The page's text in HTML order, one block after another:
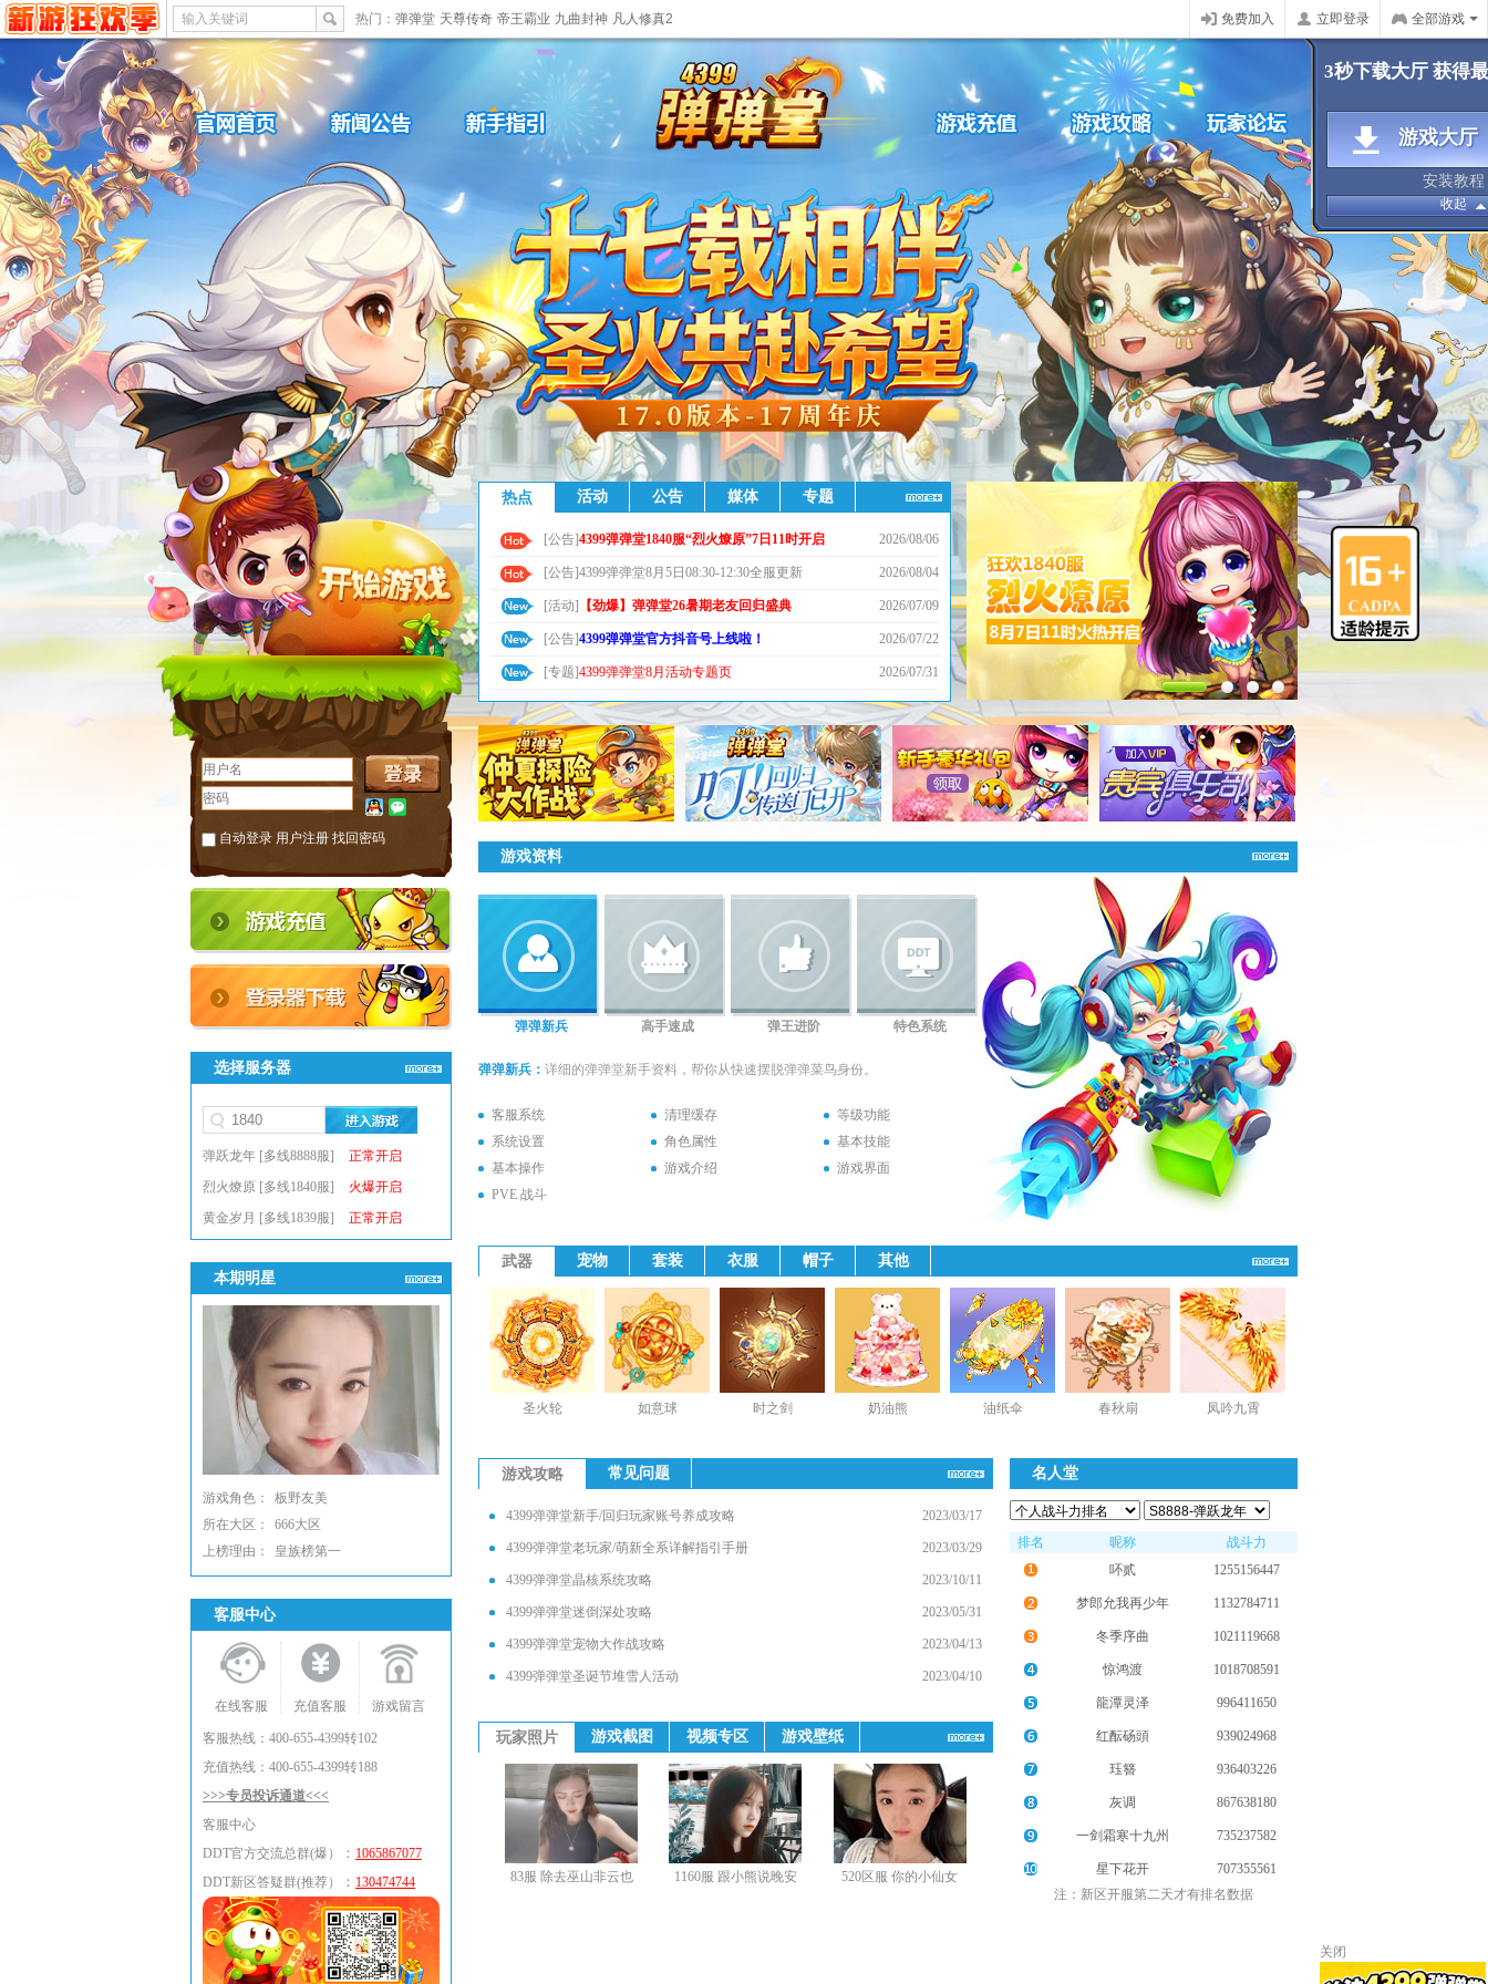
输入关键词 热门： 弹弹堂 天尊传奇 帝王霸业 九曲封神 凡人修真2 免费加入 立即登录 全部游戏
3秒下载大厅 获得
游戏大厅
安装教程
收起
自动登录 用户注册 找回密码
选择服务器
弹跃龙年 [多线8888服]
正常开启
烈火燎原 [多线1840服]
火爆开启
黄金岁月 [多线1839服]
正常开启
本期明星
游戏角色：
板野友美
所在大区：
666大区
上榜理由：
皇族榜第一
客服中心
在线客服 充值客服 游戏留言
客服热线：400-655-4399转102
充值热线：400-655-4399转188
>>>专员投诉通道<<<
客服中心
DDT官方交流总群(爆）
： 1065867077
DDT新区答疑群(推荐）
： 130474744
热点 活动 公告 媒体 专题
2026/08/06
[公告]4399弹弹堂1840服“烈火燎原”7日11时开启
2026/08/04
[公告]4399弹弹堂8月5日08:30-12:30全服更新
2026/07/09
[活动] 【劲爆】弹弹堂26暑期老友回归盛典
2026/07/22
[公告]4399弹弹堂官方抖音号上线啦！
2026/07/31
[专题]4399弹弹堂8月活动专题页
游戏资料
弹弹新兵 高手速成 弹王进阶 特色系统
弹弹新兵： 详细的弹弹堂新手资料，帮你从快速摆脱弹弹菜鸟身份。
客服系统 清理缓存
等级功能
系统设置
角色属性
基本技能
基本操作
游戏介绍
游戏界面
PVE 战斗
武器 宠物 套装 衣服 帽子 其他
圣火轮 如意球 时之剑 奶油熊 油纸伞 春秋扇 凤吟九霄
游戏攻略 常见问题
2023/03/17
4399弹弹堂新手/回归玩家账号养成攻略
2023/03/29
4399弹弹堂老玩家/萌新全系详解指引手册
2023/10/11
4399弹弹堂晶核系统攻略
2023/05/31
4399弹弹堂迷倒深处攻略
2023/04/13
4399弹弹堂宠物大作战攻略
2023/04/10
4399弹弹堂圣诞节堆雪人活动
玩家照片 游戏截图 视频专区 游戏壁纸
83服 除去巫山非云也 1160服 跟小熊说晚安 520区服 你的小仙女
名人堂
排名 昵称
战斗力
吥贰
1255156447
梦郎允我再少年 1132784711
冬季序曲 1021119668
惊鸿渡 1018708591
龍潭灵泽 996411650
红酝砀頭 939024968
珏簪 936403226
灰调 867638180
一剑霜寒十九州 735237582
星下花开
707355561
注：新区开服第二天才有排名数据
关闭